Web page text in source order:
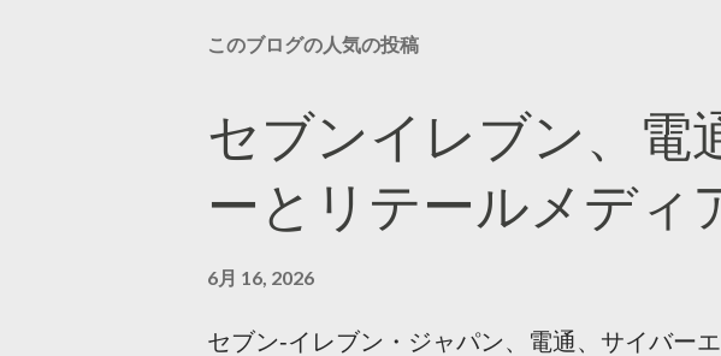
このブログの人気の投稿
セブンイレブン、電
ーとリテールメディ
6月 16, 2026
セブン‐イレブン・ジャパン、電通、サイバー